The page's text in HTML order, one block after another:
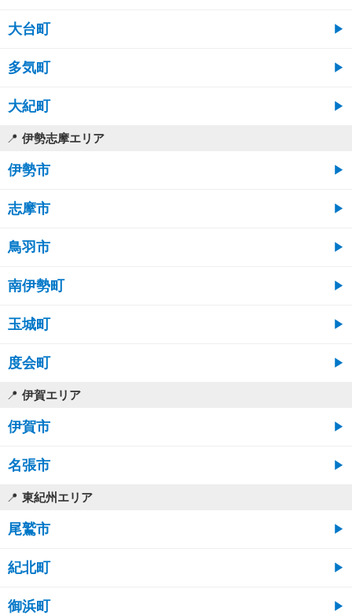
大台町
多気町
大紀町
伊勢志摩エリア
伊勢市
志摩市
鳥羽市
南伊勢町
玉城町
度会町
伊賀エリア
伊賀市
名張市
東紀州エリア
尾鷲市
紀北町
御浜町